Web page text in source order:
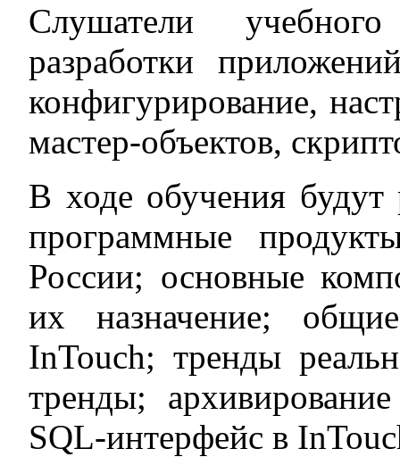
Слушатели
разработки
конфигурирование,
мастер-объектов,
В ходе обучения будут
программные
России; основные
их назначение;
InTouch; тренды
тренды;
SQL-интерфейс в